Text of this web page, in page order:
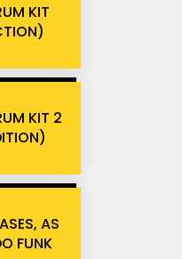
KIT
KIT 2
AS
FUNK